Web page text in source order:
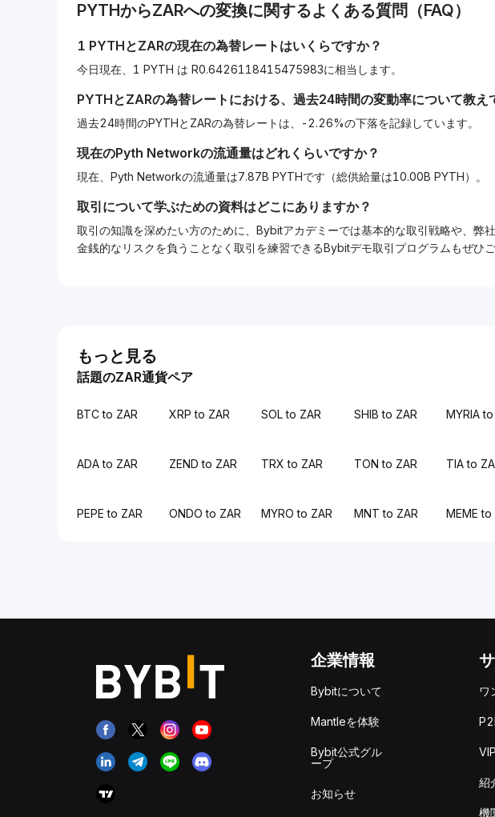
PYTHからZARへの変換に関するよくある質問（FAQ）
1 PYTHとZARの現在の為替レートはいくらですか？
今日現在、1 PYTH は R0.6426118415475983に相当します。
PYTHとZARの為替レートにおける、過去24時間の変動率について教え
過去24時間のPYTHとZARの為替レートは、-2.26%の下落を記録しています。
現在のPyth Networkの流通量はどれくらいですか？
現在、Pyth Networkの流通量は7.87B PYTHです（総供給量は10.00B PYTH）。
取引について学ぶための資料はどこにありますか？
取引の知識を深めたい方のために、Bybitアカデミーでは基本的な取引戦略や、弊
金銭的なリスクを負うことなく取引を練習できるBybitデモ取引プログラムもぜひご
もっと見る
話題のZAR通貨ペア
BTC to ZAR XRP to ZAR SOL to ZAR SHIB to ZAR MYRIA
ADA to ZAR ZEND to ZAR TRX to ZAR TON to ZAR TIA to
PEPE to ZAR ONDO to ZAR MYRO to ZAR MNT to ZAR MEME to
企業情報
Bybitについて
Mantleを体験
Bybit公式グル
ープ
お知らせ
ワ
紹
機